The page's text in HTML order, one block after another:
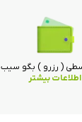
( رزرو ) بگو سیب
اطلاعات بیشتر